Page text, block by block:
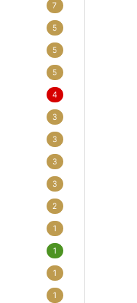
7
5
5
5
4
3
3
3
3
2
1
1
1
1